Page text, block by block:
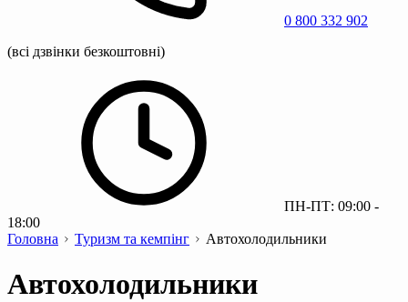
0 800 332 902
(всі дзвінки безкоштовні)
ПН-ПТ: 09:00 -
18:00
Головна
Туризм та кемпінг Автохолодильники
Автохолодильники